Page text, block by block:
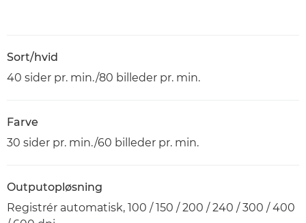
Sort/hvid
40 sider pr. min./80 billeder pr. min.
Farve
30 sider pr. min./60 billeder pr. min.
Outputopløsning
Registrér automatisk, 100 / 150 / 200 / 240 / 300 / 400